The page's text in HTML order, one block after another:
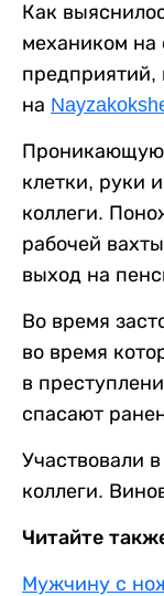
Как
механиком на
предприятий,
на
Проникающую
клетки, руки
коллеги.
рабочей
выход на
Во время
во время
в
спасают
Участвовали
коллеги.
Читайте
Мужчину с